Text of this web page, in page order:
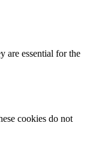
are essential for the
cookies do not